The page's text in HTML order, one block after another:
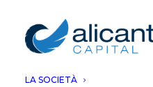
LA SOCIETÀ